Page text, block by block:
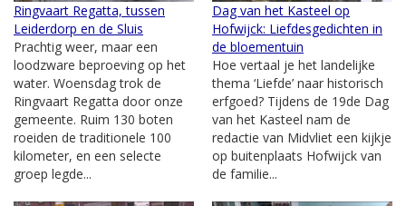
Ringvaart Regatta, tussen
Leiderdorp en de Sluis
Prachtig weer, maar een
loodzware beproeving op het
water. Woensdag trok de
Ringvaart Regatta door onze
gemeente. Ruim 130 boten
roeiden de traditionele 100
kilometer, en een selecte
groep legde...
Dag van het Kasteel op
Hofwijck: Liefdesgedichten in
de bloementuin
Hoe vertaal je het landelijke
thema ‘Liefde’ naar historisch
erfgoed? Tijdens de 19de Dag
van het Kasteel nam de
redactie van Midvliet een kijkje
op buitenplaats Hofwijck van
de familie...